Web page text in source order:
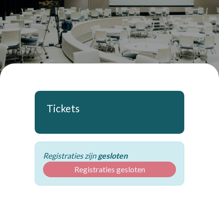
Tickets
Registraties zijngesloten
Registraties gesloten